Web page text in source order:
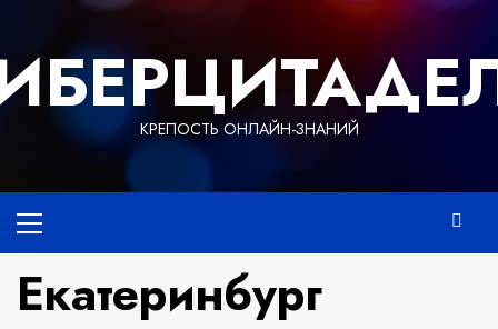
содержимому
КРЕПОСТЬ ОНЛАЙН-ЗНАНИЙ
меню
Екатеринбург